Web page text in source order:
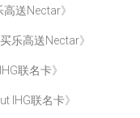
高送Nectar》
乐高送Nectar》
联名卡》
IHG联名卡》